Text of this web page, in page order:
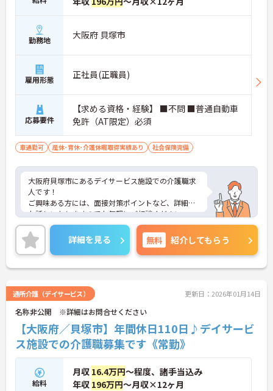
勤務地 大阪府 貝塚市
雇用形態 正社員(正職員)
応募要件
【求める資格・経験】 ■不問 ■普通自動車
免許（AT限定）必須
車通勤可 産休･育休･介護休暇取得実績あり 社会保険完備
大阪府貝塚市にあるデイサービス施設での介護職求
人です！
ご興味ある方には、面接対策ポイントなど、詳細を
お話しいたしますのでお気軽にご相談ください。
詳細を見る 無料 紹介してもらう
通所介護（デイサービス） 更新日：2026年01月14日
名称非公開 ※詳細はお問合せください
【大阪府／貝塚市】年間休日110日♪デイサービ
ス施設での介護職募集です《常勤》
給料
月収 16.4万円～程度、諸手当込み
年収 196万円～月収×12ヶ月